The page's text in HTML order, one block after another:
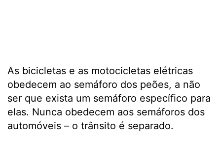
As bicicletas e as motocicletas elétricas
obedecem ao semáforo dos peões, a não
ser que exista um semáforo específico para
elas. Nunca obedecem aos semáforos dos
automóveis – o trânsito é separado.